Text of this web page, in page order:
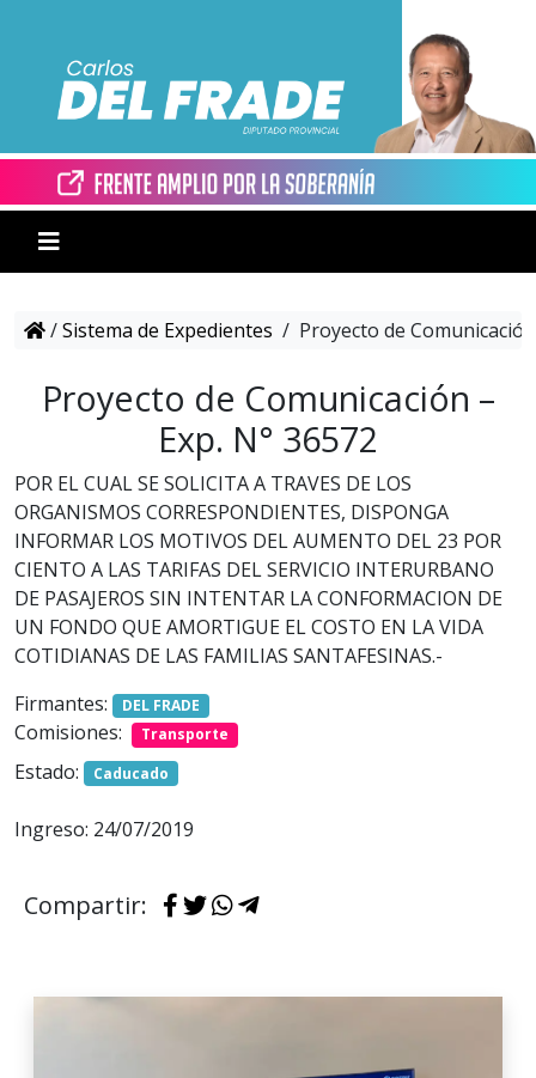
/Sistema de Expedientes / Proyecto de
Proyecto de Comunicación –
Exp. N° 36572
POR EL CUAL SE SOLICITA A TRAVES DE LOS
ORGANISMOS CORRESPONDIENTES, DISPONGA
INFORMAR LOS MOTIVOS DEL AUMENTO DEL 23 POR
CIENTO A LAS TARIFAS DEL SERVICIO INTERURBANO
DE PASAJEROS SIN INTENTAR LA CONFORMACION DE
UN FONDO QUE AMORTIGUE EL COSTO EN LA VIDA
COTIDIANAS DE LAS FAMILIAS SANTAFESINAS.-
Firmantes:
DEL FRADE
Comisiones: Transporte
Estado: Caducado
Ingreso: 24/07/2019
Compartir: